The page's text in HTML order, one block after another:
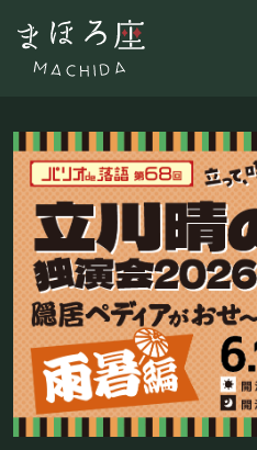
NEWS
お知らせ
ABOUT US